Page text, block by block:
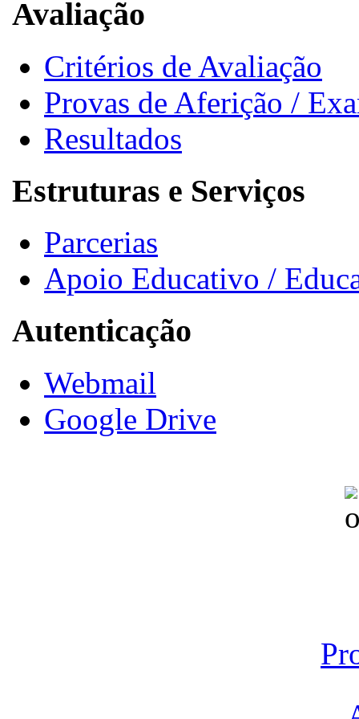
Avaliação
Critérios de Avaliação
Provas de Aferição /
Resultados
Estruturas e Serviços
Parcerias
Apoio Educativo /
Autenticação
Webmail
Google Drive